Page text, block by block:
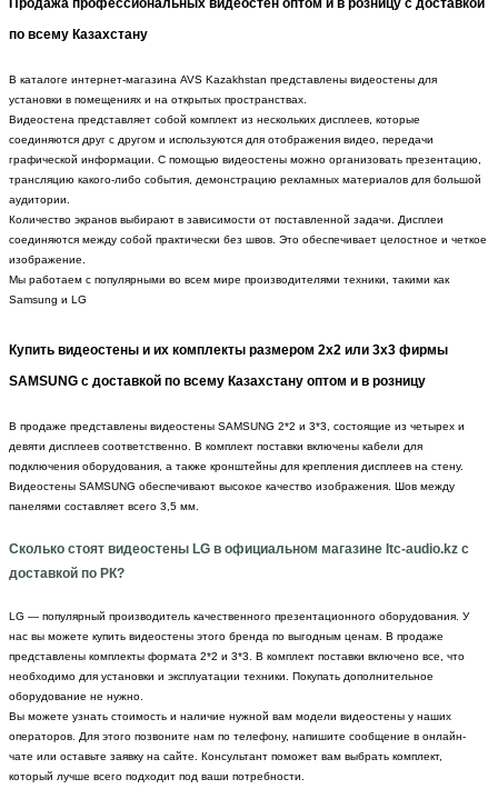
по всему Казахстану
В каталоге интернет-магазина AVS Kazakhstan представлены видеостены для
установки в помещениях и на открытых пространствах.
Видеостена представляет собой комплект из нескольких дисплеев, которые
соединяются друг с другом и используются для отображения видео, передачи
графической информации. С помощью видеостены можно организовать презентацию,
трансляцию какого-либо события, демонстрацию рекламных материалов для большой
аудитории.
Количество экранов выбирают в зависимости от поставленной задачи. Дисплеи
соединяются между собой практически без швов. Это обеспечивает целостное и четкое
изображение.
Мы работаем с популярными во всем мире производителями техники, такими как
Samsung и LG
Купить видеостены и их комплекты размером 2x2 или 3x3 фирмы
SAMSUNG с доставкой по всему Казахстану оптом и в розницу
В продаже представлены видеостены SAMSUNG 2*2 и 3*3, состоящие из четырех и
девяти дисплеев соответственно. В комплект поставки включены кабели для
подключения оборудования, а также кронштейны для крепления дисплеев на стену.
Видеостены SAMSUNG обеспечивают высокое качество изображения. Шов между
панелями составляет всего 3,5 мм.
Сколько стоят видеостены LG в официальном магазине Itc-audio.kz с
доставкой по РК?
LG — популярный производитель качественного презентационного оборудования. У
нас вы можете купить видеостены этого бренда по выгодным ценам. В продаже
представлены комплекты формата 2*2 и 3*3. В комплект поставки включено все, что
необходимо для установки и эксплуатации техники. Покупать дополнительное
оборудование не нужно.
Вы можете узнать стоимость и наличие нужной вам модели видеостены у наших
операторов. Для этого позвоните нам по телефону, напишите сообщение в онлайн-
чате или оставьте заявку на сайте. Консультант поможет вам выбрать комплект,
который лучше всего подходит под ваши потребности.